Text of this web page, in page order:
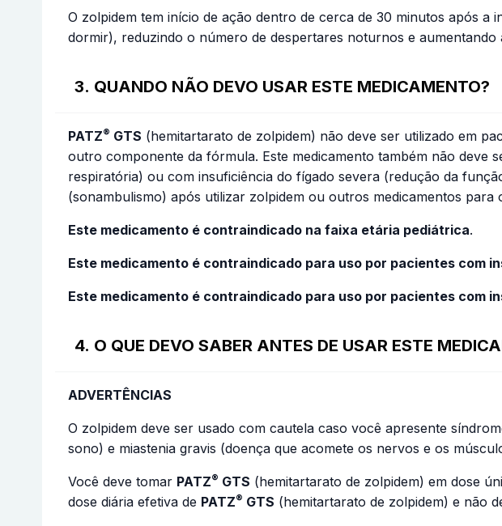
O zolpidem tem início de ação dentro de cerca de 30 minutos após
dormir), reduzindo o número de despertares noturnos e
3. QUANDO NÃO DEVO USAR ESTE MEDICAMENTO?
PATZ® GTS (hemitartarato de zolpidem) não deve ser utilizado em
outro componente da fórmula. Este medicamento também não deve
respiratória) ou com insuficiência do fígado severa (redução da
(sonambulismo) após utilizar zolpidem ou outros medicamentos
Este medicamento é contraindicado na faixa etária pediátrica.
Este medicamento é contraindicado para uso por pacientes com
Este medicamento é contraindicado para uso por pacientes com
4. O QUE DEVO SABER ANTES DE USAR ESTE
ADVERTÊNCIAS
O zolpidem deve ser usado com cautela caso você apresente
sono) e miastenia gravis (doença que acomete os nervos e os
Você deve tomar PATZ® GTS (hemitartarato de zolpidem) em dose
dose diária efetiva de PATZ® GTS (hemitartarato de zolpidem) e não